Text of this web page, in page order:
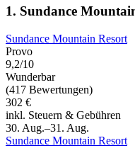
1. Sundance
Sundance Mountain Resort
Provo
9,2/10
Wunderbar
(417 Bewertungen)
302 €
inkl. Steuern & Gebühren
30. Aug.–31. Aug.
Sundance Mountain Resort